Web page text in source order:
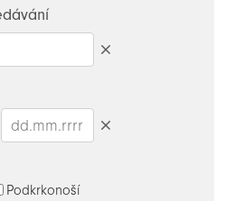
Podkrkonoší